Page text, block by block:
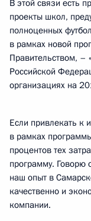
В этой связи есть
проекты школ,
полноценных
в рамках новой
Правительством, –
Российской
организациях на
Если привлекать к
в рамках
процентов тех
программу. Говорю
наш опыт в
качественно и
компании.